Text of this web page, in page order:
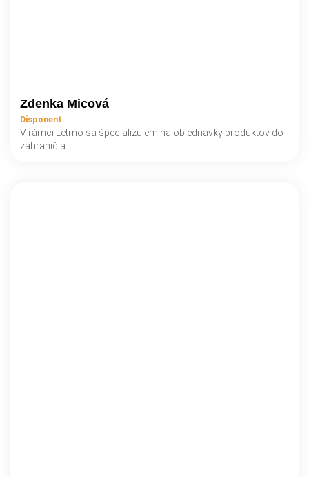
Zdenka Micová
Disponent
V rámci Letmo sa špecializujem na objednávky produktov do
zahraničia.